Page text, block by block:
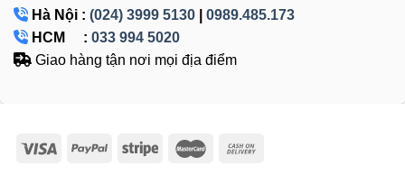
Hà Nội : (024) 3999 5130
0989.485.173
HCM : 033 994 5020
Giao hàng tận nơi mọi địa điểm